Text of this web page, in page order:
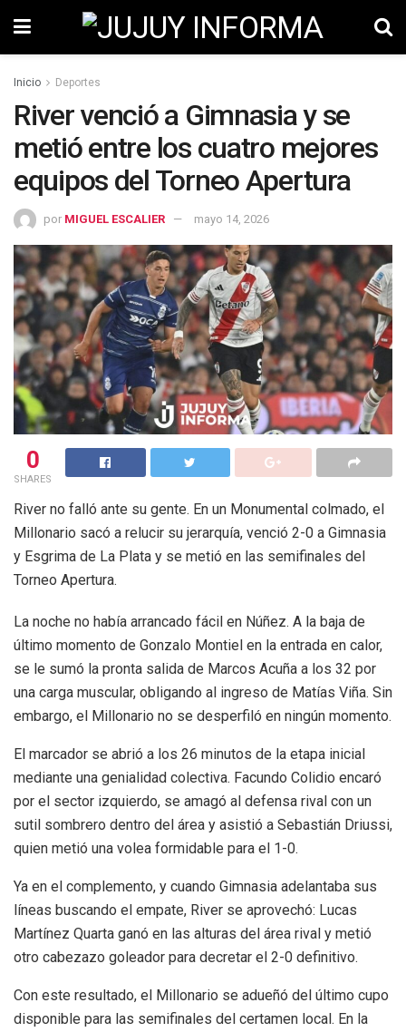
Inicio Deportes
River venció a Gimnasia y se
metió entre los cuatro mejores
equipos del Torneo Apertura
por MIGUEL ESCALIER mayo 14, 2026
0
SHARES
River no falló ante su gente. En un Monumental colmado, el
Millonario sacó a relucir su jerarquía, venció 2-0 a Gimnasia
y Esgrima de La Plata y se metió en las semifinales del
Torneo Apertura.
La noche no había arrancado fácil en Núñez. A la baja de
último momento de Gonzalo Montiel en la entrada en calor,
se le sumó la pronta salida de Marcos Acuña a los 32 por
una carga muscular, obligando al ingreso de Matías Viña. Sin
embargo, el Millonario no se desperfiló en ningún momento.
El marcador se abrió a los 26 minutos de la etapa inicial
mediante una genialidad colectiva. Facundo Colidio encaró
por el sector izquierdo, se amagó al defensa rival con un
sutil sombrero dentro del área y asistió a Sebastián Driussi,
quien metió una volea formidable para el 1-0.
Ya en el complemento, y cuando Gimnasia adelantaba sus
líneas buscando el empate, River se aprovechó: Lucas
Martínez Quarta ganó en las alturas del área rival y metió
otro cabezazo goleador para decretar el 2-0 definitivo.
Con este resultado, el Millonario se adueñó del último cupo
disponible para las semifinales del certamen local. En la